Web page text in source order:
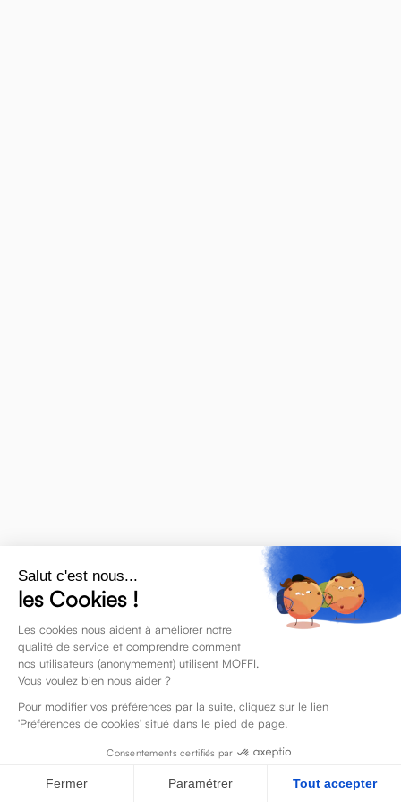
Salut c'est nous...
les Cookies !
Les cookies nous aident à améliorer notre
qualité de service et comprendre comment
nos utilisateurs (anonymement) utilisent MOFFI.
Vous voulez bien nous aider ?
Pour modifier vos préférences par la suite, cliquez sur le lien
'Préférences de cookies' situé dans le pied de page.
Consentements certifiés par
Fermer Paramétrer Tout accepter